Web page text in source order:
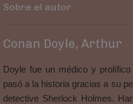
Sobre el autor
Conan Doyle, Arthur
Doyle fue un médico y
pasó a la historia gracias a su
detective Sherlock Holmes.